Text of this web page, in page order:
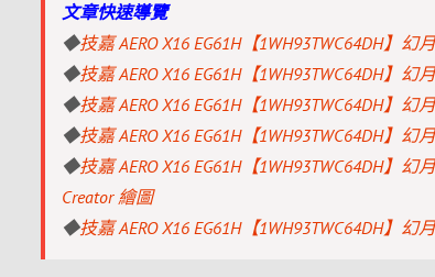
文章快速導覽
◆技嘉 AERO X16 EG61H【1WH93TWC64DH】幻
◆技嘉 AERO X16 EG61H【1WH93TWC64DH】幻
◆技嘉 AERO X16 EG61H【1WH93TWC64DH】幻
◆技嘉 AERO X16 EG61H【1WH93TWC64DH】幻
◆技嘉 AERO X16 EG61H【1WH93TWC64DH】
Creator 繪圖
◆技嘉 AERO X16 EG61H【1WH93TWC64DH】